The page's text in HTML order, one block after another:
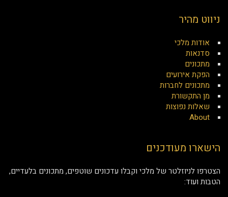
ניווט מהיר
אודות מלכי
סדנאות
מתכונים
הפקת אירועים
מתכונים לחברות
מן התקשורת
שאלות נפוצות
About
הישארו מעודכנים
הצטרפו לניוזלטר של מלכי וקבלו עדכונים שוטפים, מתכונים בלעדיים,
הטבות ועוד: